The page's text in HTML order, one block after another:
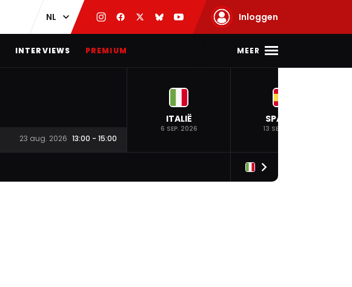
Inloggen
INTERVIEWS PREMIUM MEER
23 aug. 2026 13:00 - 15:00
ITALIË
6 SEP. 2026
SPANJE
13 SEP. 2026